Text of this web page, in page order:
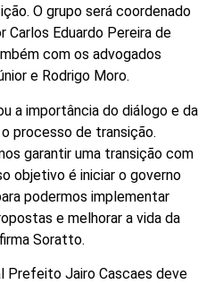
O grupo será coordenado
Eduardo Pereira de
com os advogados
e Rodrigo Moro.
a importância do diálogo e da
processo de transição.
garantir uma transição com
objetivo é iniciar o governo
podermos implementar
e melhorar a vida da
Soratto.
Prefeito Jairo Cascaes deve